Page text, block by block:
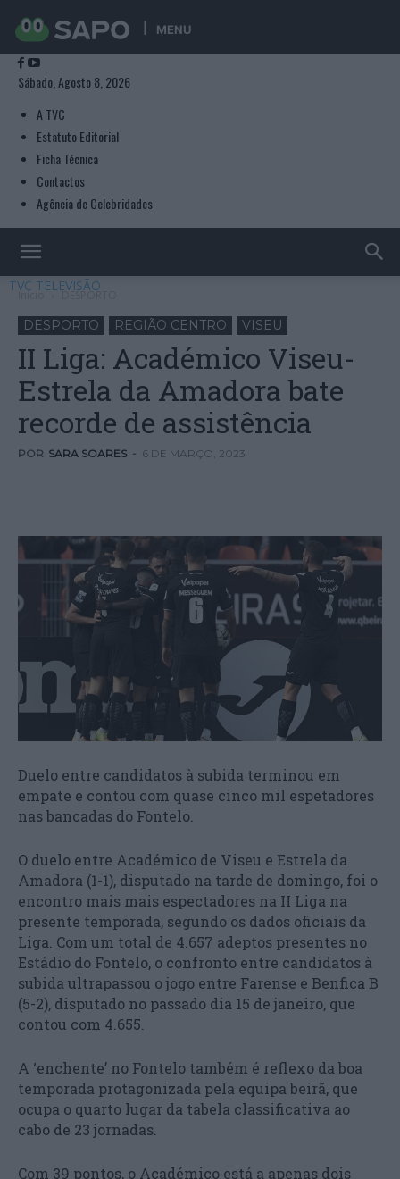
MENU
Sábado, Agosto 8, 2026
A TVC
Estatuto Editorial
Ficha Técnica
Contactos
Agência de Celebridades
TVC TELEVISÃO
Início DESPORTO
DESPORTO REGIÃO CENTRO VISEU
II Liga: Académico Viseu-
Estrela da Amadora bate
recorde de assistência
POR SARA SOARES - 6 DE MARÇO, 2023
Duelo entre candidatos à subida terminou em
empate e contou com quase cinco mil espetadores
nas bancadas do Fontelo.
O duelo entre Académico de Viseu e Estrela da
Amadora (1-1), disputado na tarde de domingo, foi o
encontro mais mais espectadores na II Liga na
presente temporada, segundo os dados oficiais da
Liga. Com um total de 4.657 adeptos presentes no
Estádio do Fontelo, o confronto entre candidatos à
subida ultrapassou o jogo entre Farense e Benfica B
(5-2), disputado no passado dia 15 de janeiro, que
contou com 4.655.
A ‘enchente’ no Fontelo também é reflexo da boa
temporada protagonizada pela equipa beirã, que
ocupa o quarto lugar da tabela classificativa ao
cabo de 23 jornadas.
Com 39 pontos, o Académico está a apenas dois